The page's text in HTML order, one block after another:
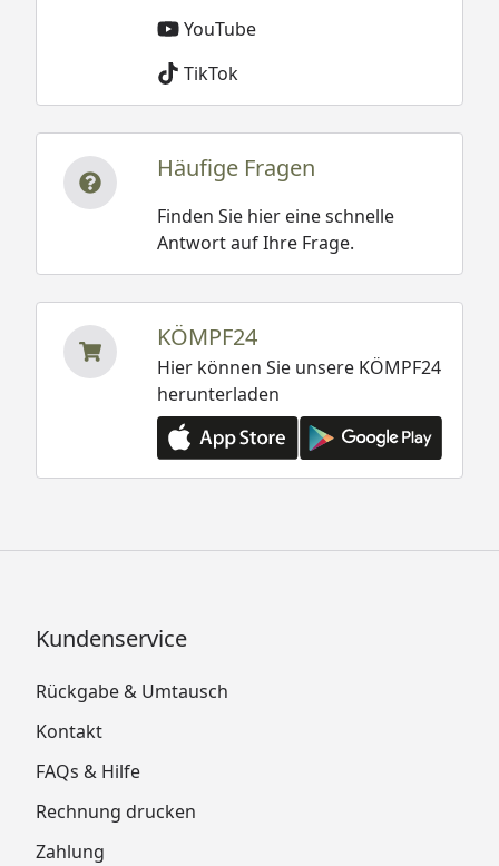
YouTube
TikTok
Häufige Fragen
Finden Sie hier eine schnelle
Antwort auf Ihre Frage.
KÖMPF24
Hier können Sie unsere KÖMPF24
herunterladen
Kundenservice
Rückgabe & Umtausch
Kontakt
FAQs & Hilfe
Rechnung drucken
Zahlung